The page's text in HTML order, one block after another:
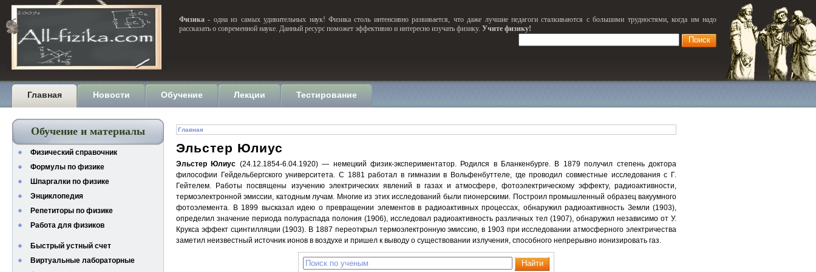
Физика - одна из самых удивительных наук! Физика столь интенсивно развивается, что даже лучшие педагоги сталкиваются с большими трудностями, когда им надо
рассказать о современной науке. Данный ресурс поможет эффективно и интересно изучать физику. Учите физику!
Главная Новости Обучение Лекции Тестирование
Обучение и материалы
Физический справочник
Формулы по физике
Шпаргалки по физике
Энциклопедия
Репетиторы по физике
Работа для физиков
Быстрый устный счет
Виртуальные лабораторные
Главная
Эльстер Юлиус
Эльстер Юлиус (24.12.1854-6.04.1920) — немецкий физик-экспериментатор. Родился в Бланкенбурге. В 1879 получил степень доктора
философии Гейдельбергского университета. С 1881 работал в гимназии в Вольфенбуттеле, где проводил совместные исследования с Г.
Гейтелем. Работы посвящены изучению электрических явлений в газах и атмосфере, фотоэлектрическому эффекту, радиоактивности,
термоэлектронной эмиссии, катодным лучам. Многие из этих исследований были пионерскими. Построил промышленный образец вакуумного
фотоэлемента. В 1899 высказал идею о превращении элементов в радиоактивных процессах, обнаружил радиоактивность Земли (1903),
определил значение периода полураспада полония (1906), исследовал радиоактивность различных тел (1907), обнаружил независимо от У.
Крукса эффект сцинтилляции (1903). В 1887 переоткрыл термоэлектронную эмиссию, в 1903 при исследовании атмосферного электричества
заметил неизвестный источник ионов в воздухе и пришел к выводу о существовании излучения, способного непрерывно ионизировать газ.